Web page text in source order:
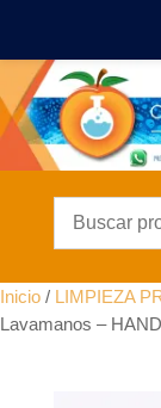
Inicio / LIMPIEZA
Lavamanos –